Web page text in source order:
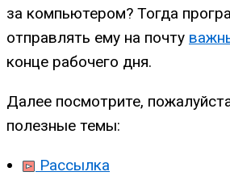
за компьютером? Тогда
отправлять ему на почту
конце рабочего дня.
Далее посмотрите,
полезные темы:
Рассылка